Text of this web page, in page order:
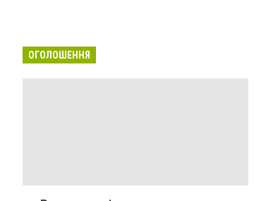
ОГОЛОШЕННЯ